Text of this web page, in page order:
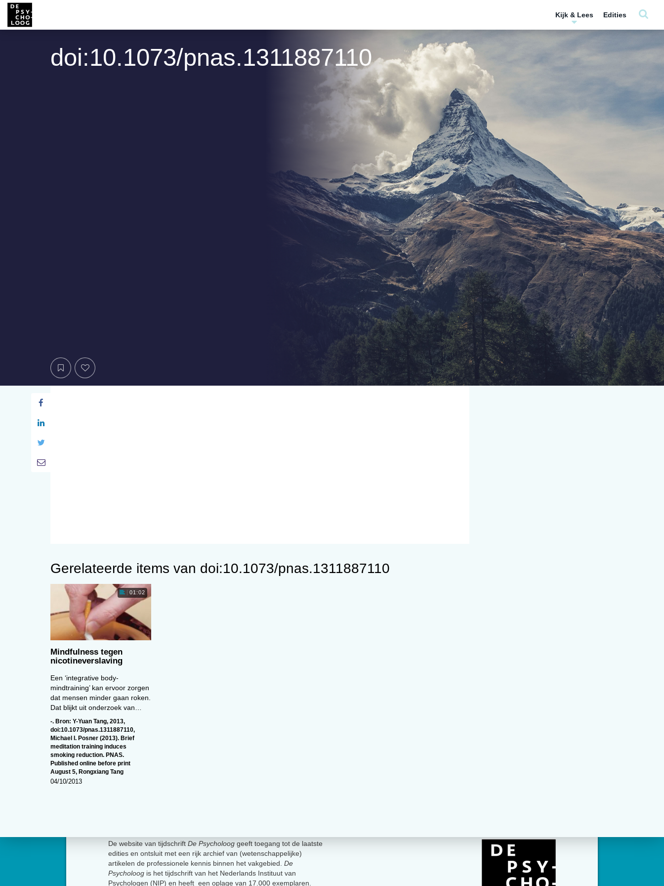
Kijk & Lees Edities
doi:10.1073/pnas.1311887110
Gerelateerde items van doi:10.1073/pnas.1311887110
01:02
Mindfulness tegen
nicotineverslaving
Een ‘integrative body-
mindtraining’ kan ervoor zorgen
dat mensen minder gaan roken.
Dat blijkt uit onderzoek van…
-. Bron: Y-Yuan Tang, 2013,
doi:10.1073/pnas.1311887110,
Michael I. Posner (2013). Brief
meditation training induces
smoking reduction. PNAS.
Published online before print
August 5, Rongxiang Tang
04/10/2013
De website van tijdschrift De Psycholoog geeft toegang tot de laatste
edities en ontsluit met een rijk archief van (wetenschappelijke)
artikelen de professionele kennis binnen het vakgebied. De
Psycholoog is het tijdschrift van het Nederlands Instituut van
Psychologen (NIP) en heeft een oplage van 17.000 exemplaren.